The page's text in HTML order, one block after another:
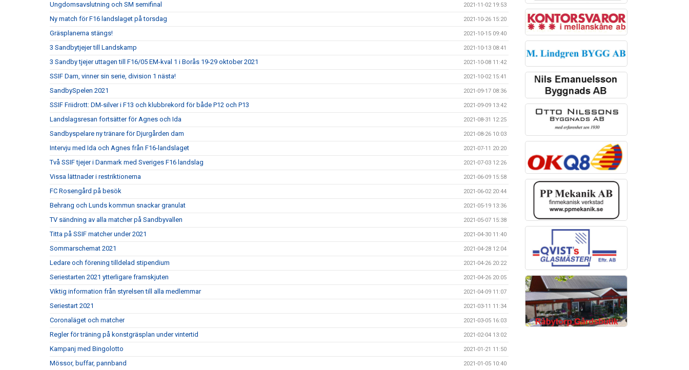
Ungdomsavslutning och SM semifinal 2021-11-02 19:53
Ny match för F16 landslaget på torsdag 2021-10-26 15:20
Gräsplanerna stängs! 2021-10-15 09:40
3 Sandbytjejer till Landskamp 2021-10-13 08:41
3 Sandby tjejer uttagen till F16/05 EM-kval 1 i Borås 19-29 oktober 2021 2021-10-08 11:42
SSIF Dam, vinner sin serie, division 1 nästa! 2021-10-02 15:41
SandbySpelen 2021 2021-09-17 08:36
SSIF Friidrott: DM-silver i F13 och klubbrekord för både P12 och P13 2021-09-09 13:42
Landslagsresan fortsätter för Agnes och Ida 2021-08-31 12:25
Sandbyspelare ny tränare för Djurgården dam 2021-08-26 10:03
Intervju med Ida och Agnes från F16-landslaget 2021-07-11 20:20
Två SSIF tjejer i Danmark med Sveriges F16 landslag 2021-07-03 12:26
Vissa lättnader i restriktionerna 2021-06-09 15:58
FC Rosengård på besök 2021-06-02 20:44
Behrang och Lunds kommun snackar granulat 2021-05-19 13:36
TV sändning av alla matcher på Sandbyvallen 2021-05-07 15:38
Titta på SSIF matcher under 2021 2021-04-30 11:40
Sommarschemat 2021 2021-04-28 12:04
Ledare och förening tilldelad stipendium 2021-04-26 20:22
Seriestarten 2021 ytterligare framskjuten 2021-04-26 20:05
Viktig information från styrelsen till alla medlemmar 2021-04-09 11:07
Seriestart 2021 2021-03-11 11:34
Coronaläget och matcher 2021-03-05 16:03
Regler för träning på konstgräsplan under vintertid 2021-02-04 13:02
Kampanj med Bingolotto 2021-01-21 11:50
Mössor, buffar, pannband 2021-01-05 10:40